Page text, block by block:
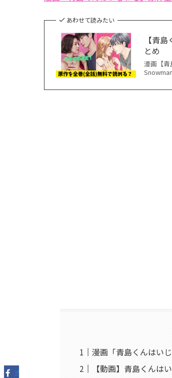
あわせて読みたい
【青
とめ
漫画【
漫画「青島くんはい
【動画】青島くんは